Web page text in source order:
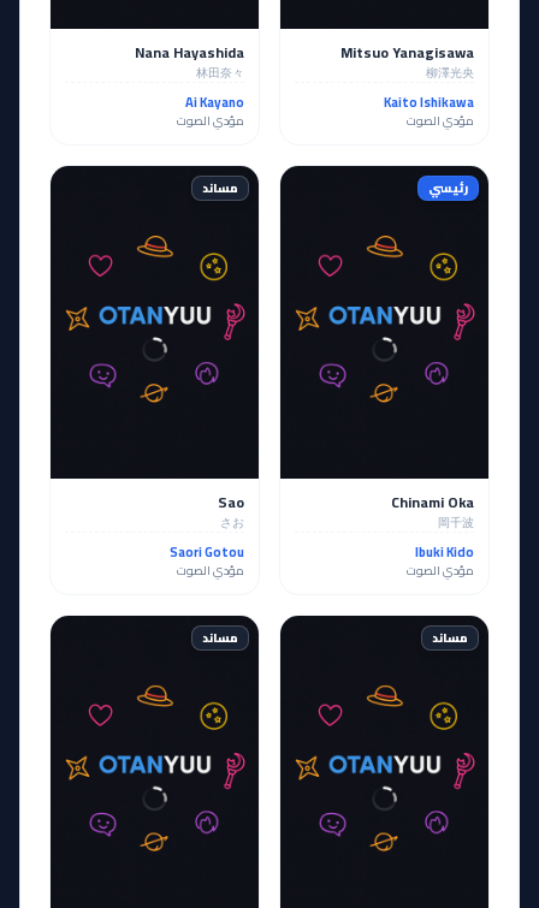
Mitsuo Yanagisawa
柳澤光央
Kaito Ishikawa
مؤدي الصوت
Nana Hayashida
林田奈々
Ai Kayano
مؤدي الصوت
رئيسي
Chinami Oka
岡千波
Ibuki Kido
مؤدي الصوت
مساند
Sao
さお
Saori Gotou
مؤدي الصوت
مساند مساند